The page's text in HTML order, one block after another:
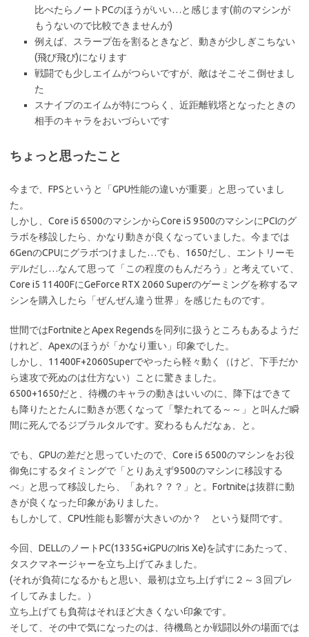
比べたらノートPCのほうがいい…と感じます(前のマシンが
もうないので比較できませんが)
例えば、スラープ缶を割るときなど、動きが少しぎこちない
(飛び飛び)になります
戦闘でも少しエイムがつらいですが、敵はそこそこ倒せまし
た
スナイプのエイムが特につらく、近距離戦塔となったときの
相手のキャラをおいづらいです
ちょっと思ったこと
今まで、FPSというと「GPU性能の違いが重要」と思っていまし
た。
しかし、Core i5 6500のマシンからCore i5 9500のマシンにPCIのグ
ラボを移設したら、かなり動きが良くなっていました。今までは
6GenのCPUにグラボつけました…でも、1650だし、エントリーモ
デルだし…なんて思って「この程度のもんだろう」と考えていて、
Core i5 11400FにGeForce RTX 2060 Superのゲーミングを称するマ
シンを購入したら「ぜんぜん違う世界」を感じたものです。
世間ではFortniteとApex Regendsを同列に扱うところもあるようだ
けれど、Apexのほうが「かなり重い」印象でした。
しかし、11400F+2060Superでやったら軽々動く（けど、下手だか
ら速攻で死ぬのは仕方ない）ことに驚きました。
6500+1650だと、待機のキャラの動きはいいのに、降下はできて
も降りたとたんに動きが悪くなって「撃たれてる～～」と叫んだ瞬
間に死んでるジブラルタルです。変わるもんだなぁ、と。
でも、GPUの差だと思っていたので、Core i5 6500のマシンをお役
御免にするタイミングで「とりあえず9500のマシンに移設する
べ」と思って移設したら、「あれ？？？」と。Fortniteは抜群に動
きが良くなった印象がありました。
もしかして、CPU性能も影響が大きいのか？ という疑問です。
今回、DELLのノートPC(1335G+iGPUのIris Xe)を試すにあたって、
タスクマネージャーを立ち上げてみました。
(それが負荷になるかもと思い、最初は立ち上げずに２～３回プレ
イしてみました。）
立ち上げても負荷はそれほど大きくない印象です。
そして、その中で気になったのは、待機島とか戦闘以外の場面では